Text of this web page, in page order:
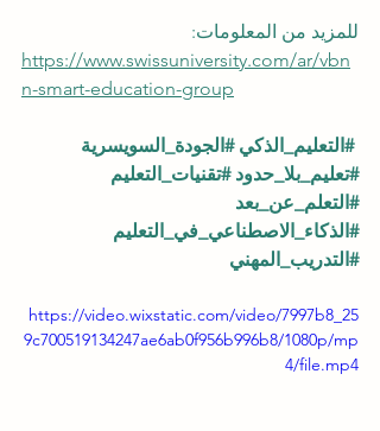
للمزيد من المعلومات:
https://www.swissuniversity.com/ar/vbn
n-smart-education-group
#التعليم_الذكي #الجودة_السويسرية
#تعليم_بلا_حدود #تقنيات_التعليم
#التعلم_عن_بعد
#الذكاء_الاصطناعي_في_التعليم
#التدريب_المهني
https://video.wixstatic.com/video/7997b8_25
9c700519134247ae6ab0f956b996b8/1080p/mp
4/file.mp4